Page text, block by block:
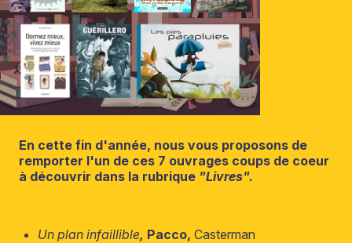
En cette fin d'année, nous vous proposons de
remporter l'un de ces 7 ouvrages coups de coeur
à découvrir dans la rubrique "Livres".
Un plan infaillible, Pacco, Casterman